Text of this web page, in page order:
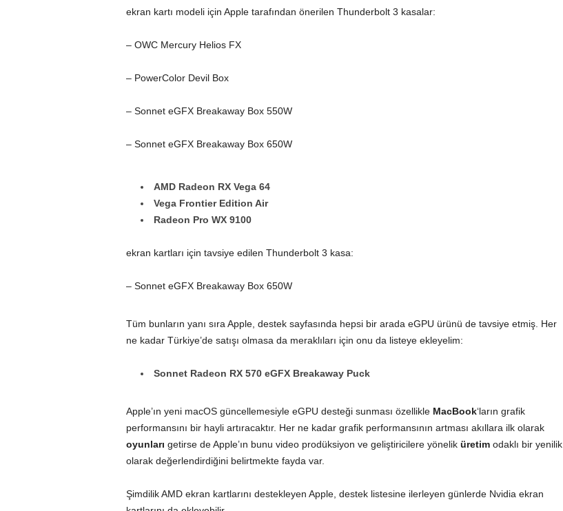
ekran kartı modeli için Apple tarafından önerilen Thunderbolt 3 kasalar:
– OWC Mercury Helios FX
– PowerColor Devil Box
– Sonnet eGFX Breakaway Box 550W
– Sonnet eGFX Breakaway Box 650W
AMD Radeon RX Vega 64
Vega Frontier Edition Air
Radeon Pro WX 9100
ekran kartları için tavsiye edilen Thunderbolt 3 kasa:
– Sonnet eGFX Breakaway Box 650W
Tüm bunların yanı sıra Apple, destek sayfasında hepsi bir arada eGPU ürünü de tavsiye etmiş. Her
ne kadar Türkiye’de satışı olmasa da meraklıları için onu da listeye ekleyelim:
Sonnet Radeon RX 570 eGFX Breakaway Puck
Apple’ın yeni macOS güncellemesiyle eGPU desteği sunması özellikle MacBook‘ların grafik
performansını bir hayli artıracaktır. Her ne kadar grafik performansının artması akıllara ilk olarak
oyunları getirse de Apple’ın bunu video prodüksiyon ve geliştiricilere yönelik üretimodaklı bir yenilik
olarak değerlendirdiğini belirtmekte fayda var.
Şimdilik AMD ekran kartlarını destekleyen Apple, destek listesine ilerleyen günlerde Nvidia ekran